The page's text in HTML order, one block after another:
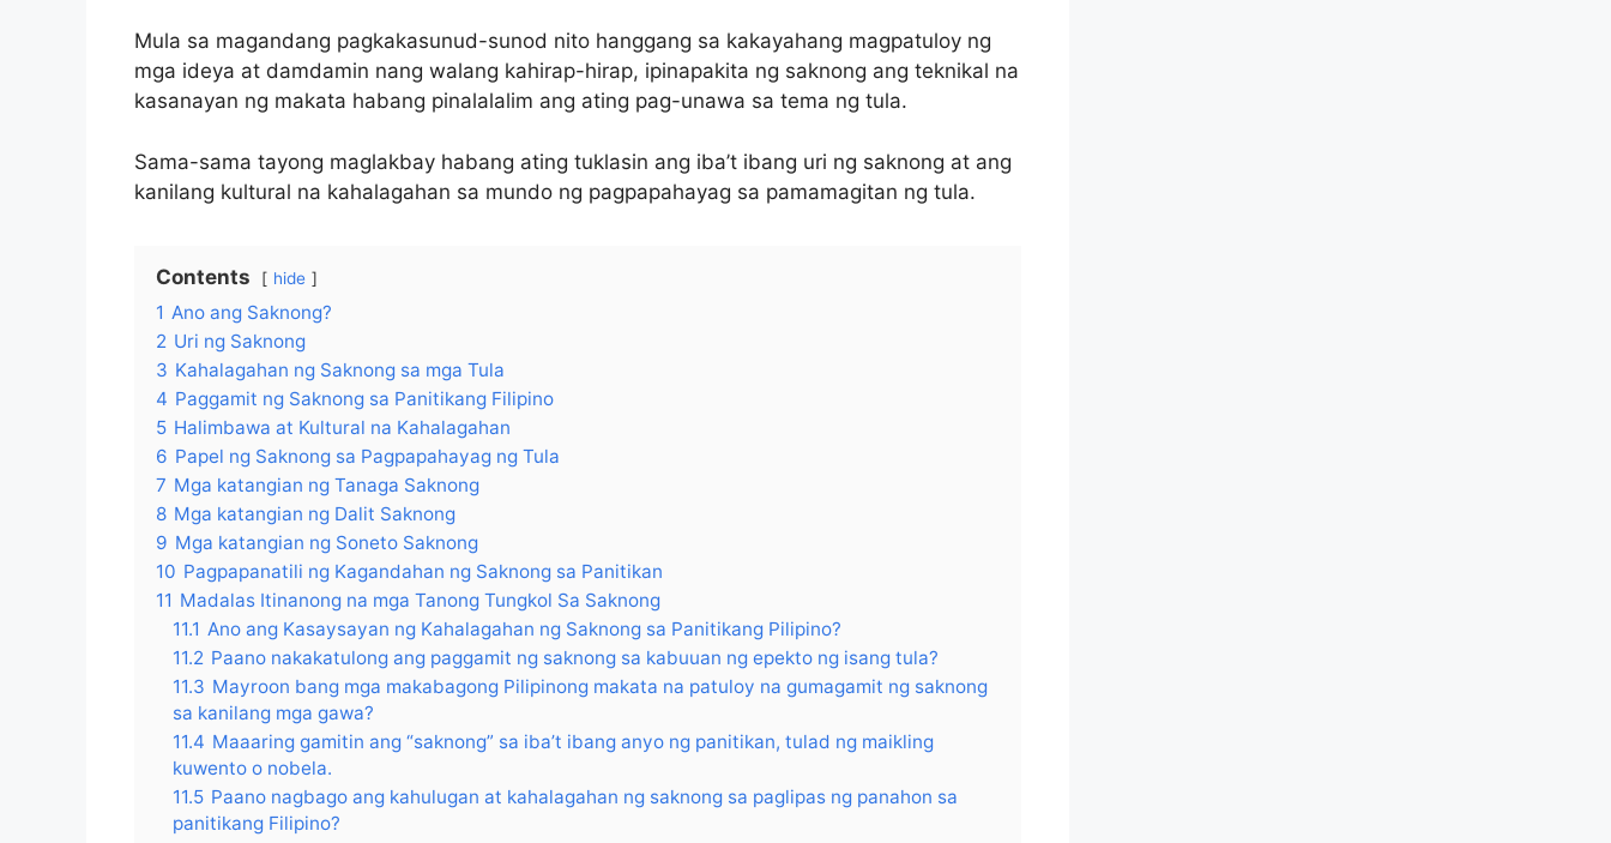
Mula sa magandang pagkakasunud-sunod nito hanggang sa kakayahang magpatuloy ng
mga ideya at damdamin nang walang kahirap-hirap, ipinapakita ng saknong ang teknikal na
kasanayan ng makata habang pinalalalim ang ating pag-unawa sa tema ng tula.
Sama-sama tayong maglakbay habang ating tuklasin ang iba’t ibang uri ng saknong at ang
kanilang kultural na kahalagahan sa mundo ng pagpapahayag sa pamamagitan ng tula.
Contents hide
1 Ano ang Saknong?
2 Uri ng Saknong
3 Kahalagahan ng Saknong sa mga Tula
4 Paggamit ng Saknong sa Panitikang Filipino
5 Halimbawa at Kultural na Kahalagahan
6 Papel ng Saknong sa Pagpapahayag ng Tula
7 Mga katangian ng Tanaga Saknong
8 Mga katangian ng Dalit Saknong
9 Mga katangian ng Soneto Saknong
10 Pagpapanatili ng Kagandahan ng Saknong sa Panitikan
11 Madalas Itinanong na mga Tanong Tungkol Sa Saknong
11.1 Ano ang Kasaysayan ng Kahalagahan ng Saknong sa Panitikang Pilipino?
11.2 Paano nakakatulong ang paggamit ng saknong sa kabuuan ng epekto ng isang tula?
11.3 Mayroon bang mga makabagong Pilipinong makata na patuloy na gumagamit ng saknong
sa kanilang mga gawa?
11.4 Maaaring gamitin ang “saknong” sa iba’t ibang anyo ng panitikan, tulad ng maikling
kuwento o nobela.
11.5 Paano nagbago ang kahulugan at kahalagahan ng saknong sa paglipas ng panahon sa
panitikang Filipino?